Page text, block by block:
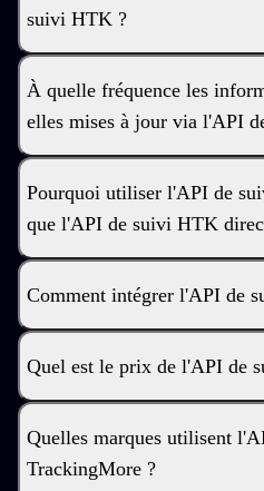
suivi HTK ?
À quelle fréquence les
elles mises à jour via l'API
Pourquoi utiliser l'API de
que l'API de suivi HTK
Comment intégrer l'API de
Quel est le prix de l'API de
Quelles marques utilisent
TrackingMore ?